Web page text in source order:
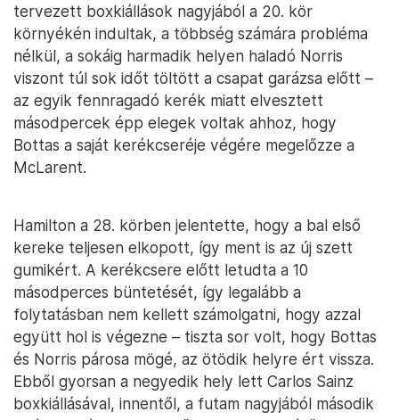
tervezett boxkiállások nagyjából a 20. kör
környékén indultak, a többség számára probléma
nélkül, a sokáig harmadik helyen haladó Norris
viszont túl sok időt töltött a csapat garázsa előtt –
az egyik fennragadó kerék miatt elvesztett
másodpercek épp elegek voltak ahhoz, hogy
Bottas a saját kerékcseréje végére megelőzze a
McLarent.
Hamilton a 28. körben jelentette, hogy a bal első
kereke teljesen elkopott, így ment is az új szett
gumikért. A kerékcsere előtt letudta a 10
másodperces büntetését, így legalább a
folytatásban nem kellett számolgatni, hogy azzal
együtt hol is végezne – tiszta sor volt, hogy Bottas
és Norris párosa mögé, az ötödik helyre ért vissza.
Ebből gyorsan a negyedik hely lett Carlos Sainz
boxkiállásával, innentől, a futam nagyjából második